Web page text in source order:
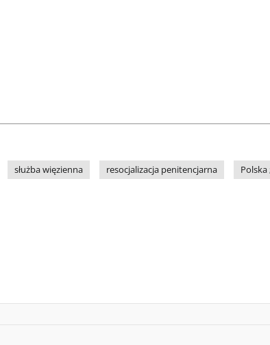
służba więzienna resocjalizacja penitencjarna Polska